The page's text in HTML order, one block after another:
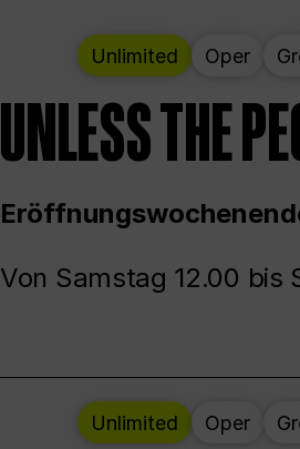
Unlimited Oper
UNLESS THE
Von Samstag 12.00 bis
Unlimited Oper